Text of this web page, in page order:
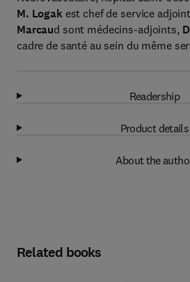
M. Logak est chef de service
Marcaud sont médecins-adjoints,
cadre de santé au sein du même
Readership
Product details
About the
Related books